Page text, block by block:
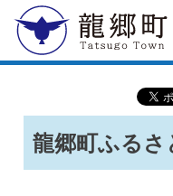
龍郷町
龍郷町ふるさ